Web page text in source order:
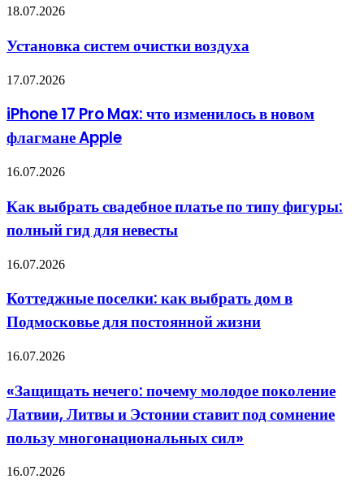
полномасштабная
разорит
Америку
Установка
очистки
воздуха
18.07.2026
Установка систем очистки воздуха
iPhone
Pro
Max:
что
в
Apple
17.07.2026
iPhone 17 Pro Max: что изменилось в новом
флагмане Apple
Как
свадебное
платье
по
фигуры:
полный
для
невесты
16.07.2026
Как выбрать свадебное платье по типу фигуры:
полный гид для невесты
Коттеджные
как
выбрать
дом
Подмосковье
жизни
16.07.2026
Коттеджные поселки: как выбрать дом в
Подмосковье для постоянной жизни
«Защищать
почему
молодое
поколение
Литвы
Эстонии
16.07.2026
«Защищать нечего: почему молодое поколение
Латвии, Литвы и Эстонии ставит под сомнение
пользу многонациональных сил»
«Мы
16.07.2026